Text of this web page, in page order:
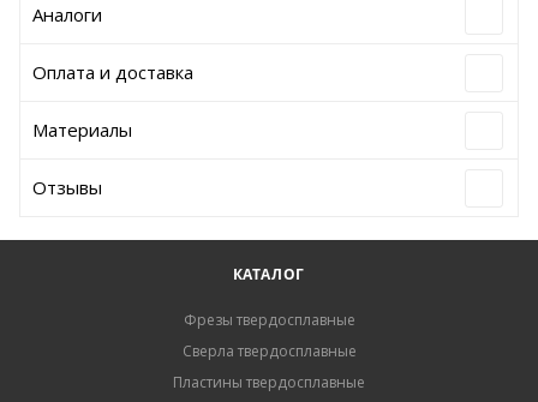
Аналоги
Оплата и доставка
Материалы
Отзывы
КАТАЛОГ
Фрезы твердосплавные
Сверла твердосплавные
Пластины твердосплавные